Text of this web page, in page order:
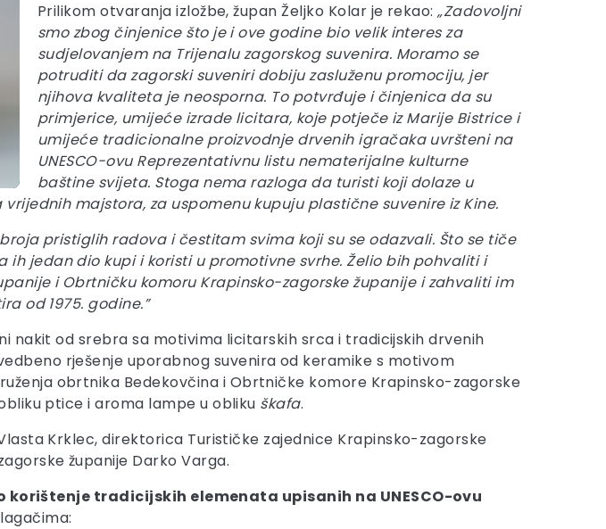
Prilikom otvaranja izložbe, župan Željko Kolar je rekao:„Zadovoljni
smo zbog činjenice što je i ove godine bio velik interes za
sudjelovanjem na Trijenalu zagorskog suvenira. Moramo se
potruditi da zagorski suveniri dobiju zasluženu promociju, jer
njihova kvaliteta je neosporna. To potvrđuje i činjenica da su
primjerice, umijeće izrade licitara, koje potječe iz Marije Bistrice i
umijeće tradicionalne proizvodnje drvenih igračaka uvršteni na
UNESCO-ovu Reprezentativnu listu nematerijalne kulturne
baštine svijeta. Stoga nema razloga da turisti koji dolaze u
majstora, za uspomenu kupuju plastične suvenire iz Kine.
pristiglih radova i čestitam svima koji su se odazvali. Što se tiče
jedan dio kupi i koristi u promotivne svrhe. Želio bih pohvaliti i
i Obrtničku komoru Krapinsko-zagorske županije i zahvaliti im
od 1975. godine.”
nakit od srebra sa motivima licitarskih srca i tradicijskih drvenih
rješenje uporabnog suvenira od keramike s motivom
obrtnika Bedekovčina i Obrtničke komore Krapinsko-zagorske
ptice i aroma lampe u obliku škafa.
Krklec, direktorica Turističke zajednice Krapinsko-zagorske
županije Darko Varga.
tradicijskih elemenata upisanih na UNESCO-ovu